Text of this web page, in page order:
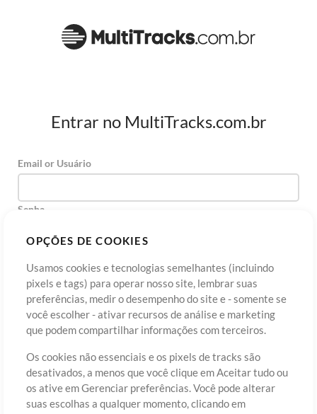
OPÇÕES DE COOKIES
Usamos cookies e tecnologias semelhantes (incluindo
pixels e tags) para operar nosso site, lembrar suas
preferências, medir o desempenho do site e - somente se
você escolher - ativar recursos de análise e marketing
que podem compartilhar informações com terceiros.
Os cookies não essenciais e os pixels de tracks são
desativados, a menos que você clique em Aceitar tudo ou
os ative em Gerenciar preferências. Você pode alterar
suas escolhas a qualquer momento, clicando em
Entrar no MultiTracks.com.br
Email or Usuário
Senha
Cadastre-seEsqueceu sua senha?
Termos de Uso Política de Privacidade
Preferências de
Contato
©2006-2026 por MultiTracks LLC. Todos os Direitos Reservados.